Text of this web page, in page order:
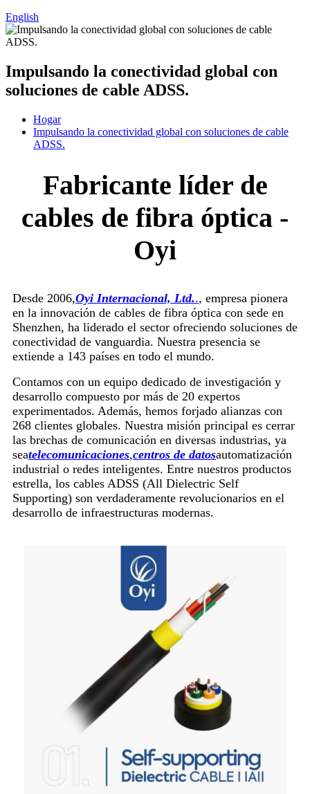
English
Impulsando la conectividad global con
soluciones de cable ADSS.
Hogar
Impulsando la conectividad global con soluciones de cable
ADSS.
Fabricante líder de
cables de fibra óptica -
Oyi
Desde 2006,Oyi Internacional, Ltd.., empresa pionera
en la innovación de cables de fibra óptica con sede en
Shenzhen, ha liderado el sector ofreciendo soluciones de
conectividad de vanguardia. Nuestra presencia se
extiende a 143 países en todo el mundo.
Contamos con un equipo dedicado de investigación y
desarrollo compuesto por más de 20 expertos
experimentados. Además, hemos forjado alianzas con
268 clientes globales. Nuestra misión principal es cerrar
las brechas de comunicación en diversas industrias, ya
seatelecomunicaciones,centros de datosautomatización
industrial o redes inteligentes. Entre nuestros productos
estrella, los cables ADSS (All Dielectric Self
Supporting) son verdaderamente revolucionarios en el
desarrollo de infraestructuras modernas.